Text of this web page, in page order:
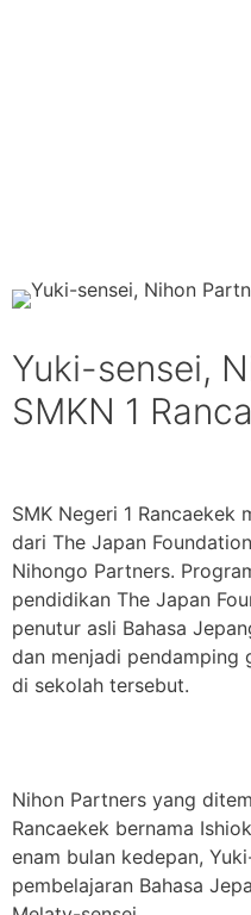
Yuki-sensei,
SMKN 1
SMK Negeri 1 Rancaekek
dari The Japan
Nihongo Partners.
pendidikan The Japan
penutur asli Bahasa
dan menjadi pendamping
di sekolah tersebut.
Nihon Partners yang
Rancaekek bernama
enam bulan kedepan,
pembelajaran Bahasa